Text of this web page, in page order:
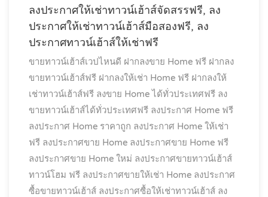
ลงประกาศให้เช่าทาวน์เฮ้าส์จัดสรรฟรี, ลง
ประกาศให้เช่าทาวน์เฮ้าส์มือสองฟรี, ลง
ประกาศทาวน์เฮ้าส์ให้เช่าฟรี
ขายทาวน์เฮ้าส์เวปไหนดี ฝากลงขาย Home ฟรี ฝากลง
ขายทาวน์เฮ้าส์ฟรี ฝากลงให้เช่า Home ฟรี ฝากลงให้
เช่าทาวน์เฮ้าส์ฟรี ลงขาย Home ได้ทั่วประเทศฟรี ลง
ขายทาวน์เฮ้าส์ได้ทั่วประเทศฟรี ลงประกาศ Home ฟรี
ลงประกาศ Home ราคาถูก ลงประกาศ Home ให้เช่า
ฟรี ลงประกาศขาย Home ลงประกาศขาย Home ฟรี
ลงประกาศขาย Home ใหม่ ลงประกาศขายทาวน์เฮ้าส์
ทาวน์โฮม ฟรี ลงประกาศขายให้เช่า Home ลงประกาศ
ซื้อขายทาวน์เฮ้าส์ ลงประกาศซื้อให้เช่าทาวน์เฮ้าส์ ลง